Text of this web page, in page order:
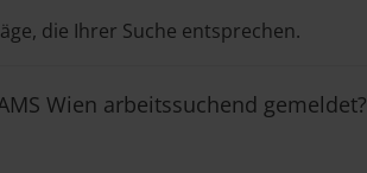
die Ihrer Suche entsprechen.
Wien arbeitssuchend gemeldet?